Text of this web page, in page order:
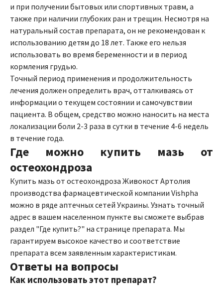
и при получении бытовых или спортивных травм, а
также при наличии глубоких ран и трещин. Несмотря на
натуральный состав препарата, он не рекомендован к
использованию детям до 18 лет. Также его нельзя
использовать во время беременности и в период
кормления грудью.
Точный период применения и продолжительность
лечения должен определить врач, отталкиваясь от
информации о текущем состоянии и самочувствии
пациента. В общем, средство можно наносить на места
локализации боли 2-3 раза в сутки в течение 4-6 недель
в течение года.
Где можно купить мазь от
остеохондроза
Купить мазь от остеохондроза Живокост Артолия
производства фармацевтической компании Vishpha
можно в ряде аптечных сетей Украины. Узнать точный
адрес в вашем населенном пункте вы сможете выбрав
раздел "Где купить?" на странице препарата. Мы
гарантируем высокое качество и соответствие
препарата всем заявленным характеристикам.
Ответы на вопросы
Как использовать этот препарат?